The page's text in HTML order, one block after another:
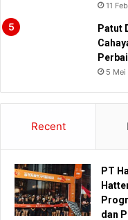
11
Patut
5
Recent
PT
dan